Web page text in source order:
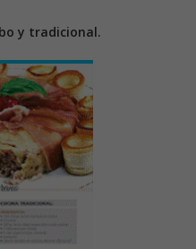
y tradicional.